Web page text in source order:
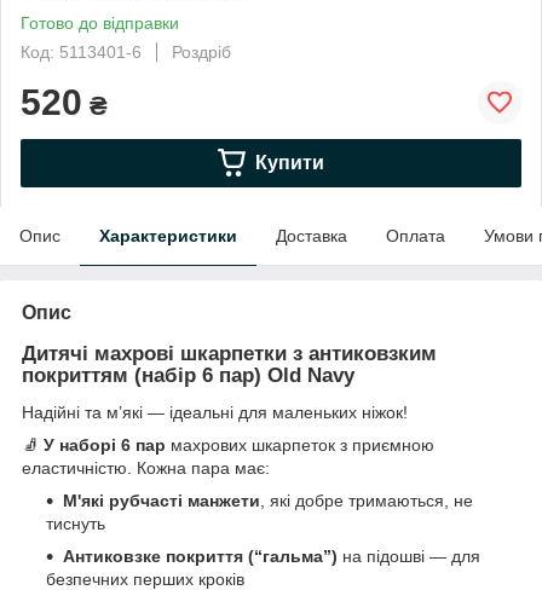
Готово до відправки
Код: 5113401-6
Роздріб
520 ₴
Купити
Опис Характеристики Доставка Оплата Умови
Опис
Дитячі махрові шкарпетки з антиковзким
покриттям (набір 6 пар) Old Navy
Надійні та м’які — ідеальні для маленьких ніжок!
🧦 У наборі 6 пар махрових шкарпеток з приємною
еластичністю. Кожна пара має:
М'які рубчасті манжети , які добре тримаються, не
тиснуть
Антиковзке покриття (“гальма”) на підошві — для
безпечних перших кроків